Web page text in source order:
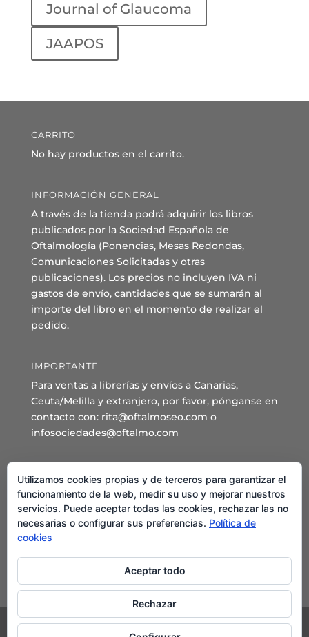
Journal of Glaucoma
JAAPOS
CARRITO
No hay productos en el carrito.
INFORMACIÓN GENERAL
A través de la tienda podrá adquirir los libros
publicados por la Sociedad Española de
Oftalmología (Ponencias, Mesas Redondas,
Comunicaciones Solicitadas y otras
publicaciones). Los precios no incluyen IVA ni
gastos de envío, cantidades que se sumarán al
importe del libro en el momento de realizar el
pedido.
IMPORTANTE
Para ventas a librerías y envíos a Canarias,
Ceuta/Melilla y extranjero, por favor, pónganse en
contacto con: rita@oftalmoseo.com o
infosociedades@oftalmo.com
Sede Administrativa y Secretaría General
C/ Arcipreste de Hita 14 – 1º Derecha.
28015 – Madrid
Teléfono: 91 544 80 35 - 91 544 58 79
Mail:
Utilizamos cookies propias y de terceros para garantizar el
funcionamiento de la web, medir su uso y mejorar nuestros
servicios. Puede aceptar todas las cookies, rechazar las no
necesarias o configurar sus preferencias. Política de
cookies
Aceptar todo
Rechazar